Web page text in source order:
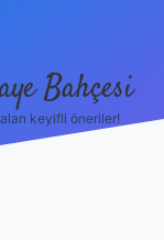
Bahçesi
keyifli öneriler!